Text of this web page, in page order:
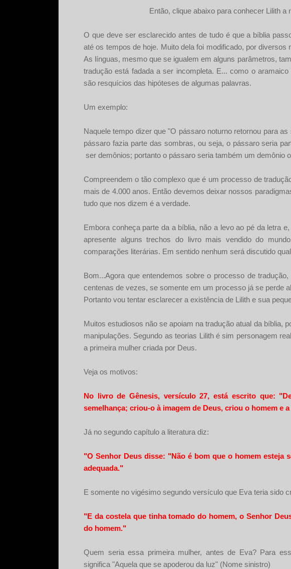
Então, clique abaixo para conhecer Lilith a
O que deve ser esclarecido antes de tudo é que a bíblia
até os tempos de hoje. Muito dela foi modificado, por
As línguas, mesmo que se igualem em alguns parâmetros,
tradução está fadada a ser incompleta. E... como o
são resquícios das hipóteses de algumas palavras.
Um exemplo:
Naquele tempo dizer que "O pássaro noturno retornou para
pássaro fazia parte das sombras, ou seja, o pássaro seria
ser demônios; portanto o pássaro seria também um demônio
Compreendem o tão complexo que é um processo de
mais de 4.000 anos. Então devemos deixar nossos
tudo que nos dizem é a verdade.
Embora conheça parte da a bíblia, não a levo ao pé da letra
apresente alguns trechos do livro mais vendido do
comparações literárias. Em sentido nenhum será discutido
Bom...Agora que entendemos sobre o processo de
centenas de vezes, se somente em um processo já se perde
Portanto vou tentar esclarecer a existência de Lilith e sua
Muitos estudiosos não se apoiam na tradução atual da bíblia,
manipulações. Segundo as teorias Lilith é sim personagem
a primeira mulher criada por Deus.
Veja os motivos:
No livro de Gênesis, versículo 27, está escrito que:
semelhança; criou-o à imagem de Deus, criou o homem e
Já no segundo capítulo a literatura diz:
"O Senhor Deus disse: "Não é bom que o homem esteja
adequada."
E somente no vigésimo segundo versículo que Eva teria sido
"E da costela que tinha tomado do homem, o Senhor
do homem."
Quem seria essa primeira mulher, antes de Eva? Para
significa "Aquela que se apoderou da luz" (Nome sinistro)